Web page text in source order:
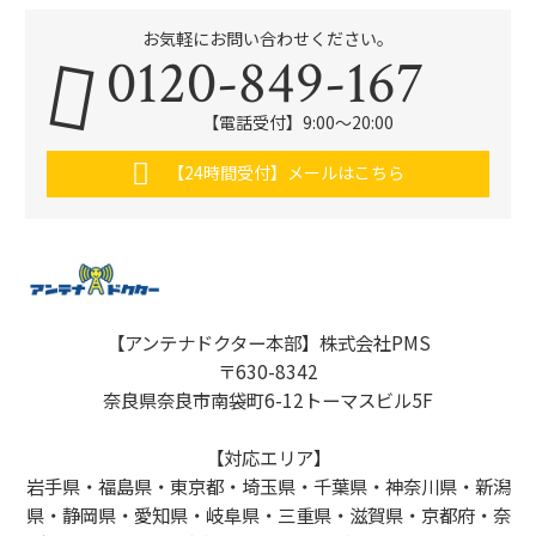
お気軽にお問い合わせください。
0120-849-167
【電話受付】9:00〜20:00
【24時間受付】メールはこちら
【アンテナドクター本部】株式会社PMS
〒630-8342
奈良県奈良市南袋町6-12トーマスビル5F
【対応エリア】
岩手県・福島県・東京都・埼玉県・千葉県・神奈川県・新潟
県・静岡県・愛知県・岐阜県・三重県・滋賀県・京都府・奈